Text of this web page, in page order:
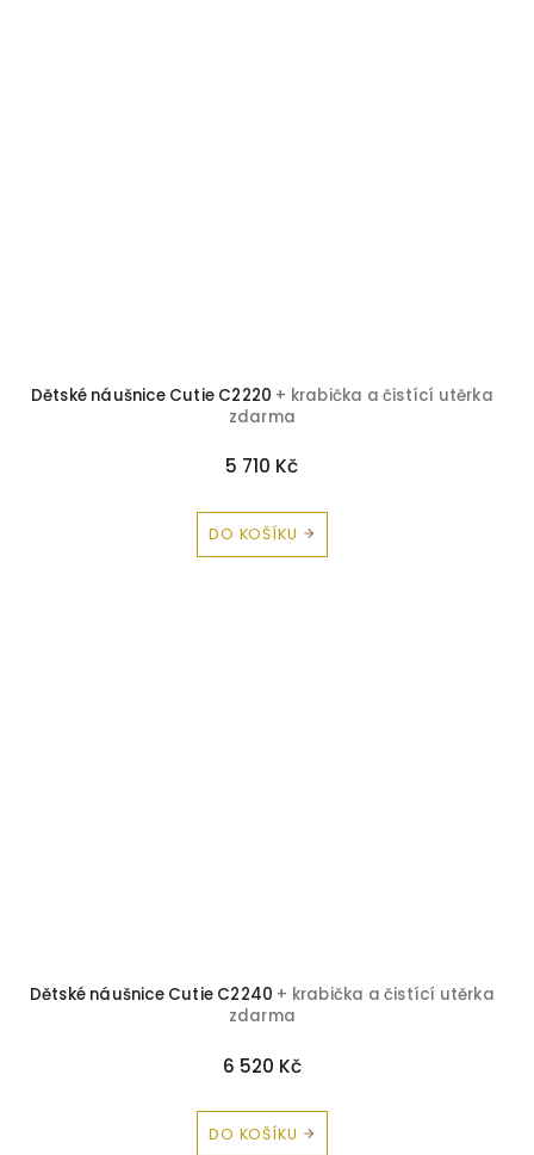
Dětské náušnice Cutie C2220 + krabička a čistící utěrka
zdarma
5 710 Kč
DO KOŠÍKU
Dětské náušnice Cutie C2240 + krabička a čistící utěrka
zdarma
6 520 Kč
DO KOŠÍKU